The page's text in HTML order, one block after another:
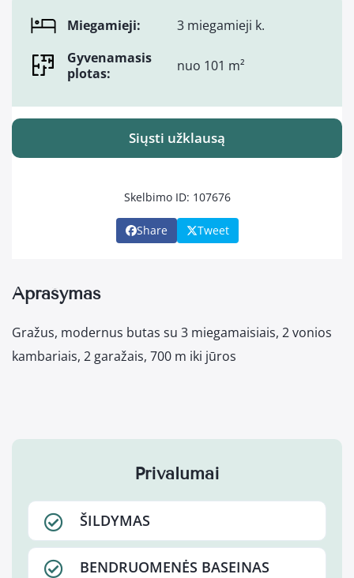
Miegamieji:
3 miegamieji k.
Gyvenamasis
plotas:
nuo 101 m²
Siųsti užklausą
Skelbimo ID: 107676
Share Tweet
Aprašymas
Gražus, modernus butas su 3 miegamaisiais, 2 vonios
kambariais, 2 garažais, 700 m iki jūros
Privalumai
ŠILDYMAS
BENDRUOMENĖS BASEINAS